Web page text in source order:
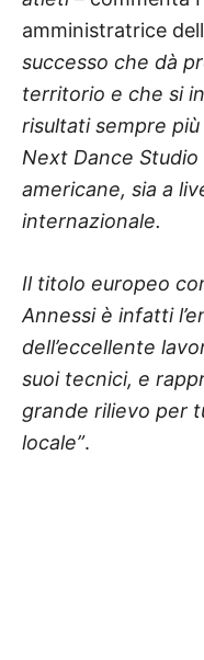
amministratrice
successo che dà
territorio e che si
risultati sempre
Next Dance
americane, sia a
internazionale.
Il titolo europeo
Annessi è infatti
dell’eccellente
suoi tecnici, e
grande rilievo per
locale”.